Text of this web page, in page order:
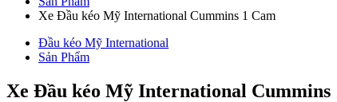
Xe Đầu kéo Mỹ International Cummins 1 Cam
Đầu kéo Mỹ International
Sản Phẩm
Xe Đầu kéo Mỹ International Cummins